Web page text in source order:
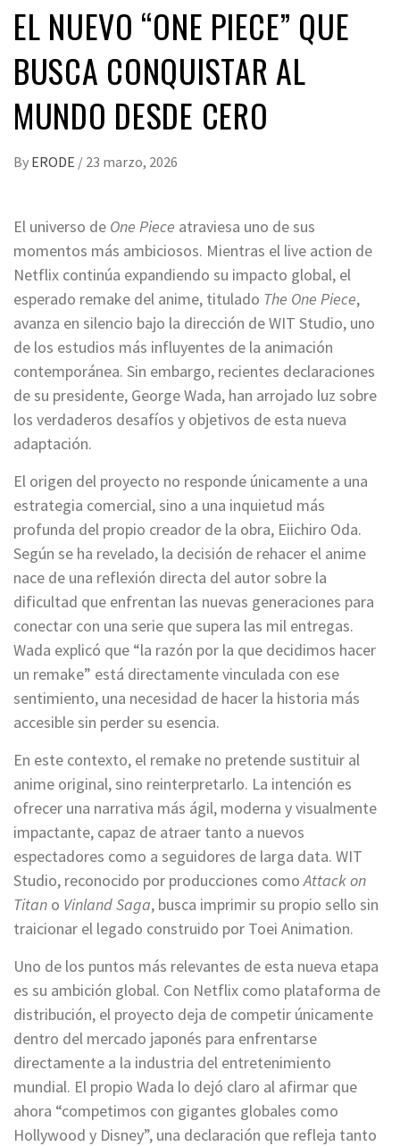
EL NUEVO “ONE PIECE” QUE
BUSCA CONQUISTAR AL
MUNDO DESDE CERO
By ERODE / 23 marzo, 2026
El universo de One Piece atraviesa uno de sus
momentos más ambiciosos. Mientras el live action de
Netflix continúa expandiendo su impacto global, el
esperado remake del anime, titulado The One Piece,
avanza en silencio bajo la dirección de WIT Studio, uno
de los estudios más influyentes de la animación
contemporánea. Sin embargo, recientes declaraciones
de su presidente, George Wada, han arrojado luz sobre
los verdaderos desafíos y objetivos de esta nueva
adaptación.
El origen del proyecto no responde únicamente a una
estrategia comercial, sino a una inquietud más
profunda del propio creador de la obra, Eiichiro Oda.
Según se ha revelado, la decisión de rehacer el anime
nace de una reflexión directa del autor sobre la
dificultad que enfrentan las nuevas generaciones para
conectar con una serie que supera las mil entregas.
Wada explicó que “la razón por la que decidimos hacer
un remake” está directamente vinculada con ese
sentimiento, una necesidad de hacer la historia más
accesible sin perder su esencia.
En este contexto, el remake no pretende sustituir al
anime original, sino reinterpretarlo. La intención es
ofrecer una narrativa más ágil, moderna y visualmente
impactante, capaz de atraer tanto a nuevos
espectadores como a seguidores de larga data. WIT
Studio, reconocido por producciones comoAttack on
Titan o Vinland Saga, busca imprimir su propio sello sin
traicionar el legado construido por Toei Animation.
Uno de los puntos más relevantes de esta nueva etapa
es su ambición global. Con Netflix como plataforma de
distribución, el proyecto deja de competir únicamente
dentro del mercado japonés para enfrentarse
directamente a la industria del entretenimiento
mundial. El propio Wada lo dejó claro al afirmar que
ahora “competimos con gigantes globales como
Hollywood y Disney”, una declaración que refleja tanto